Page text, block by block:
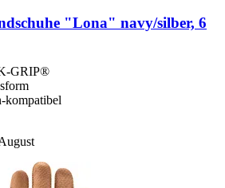
"Lona" navy/silber, 6
GRIP®
kompatibel